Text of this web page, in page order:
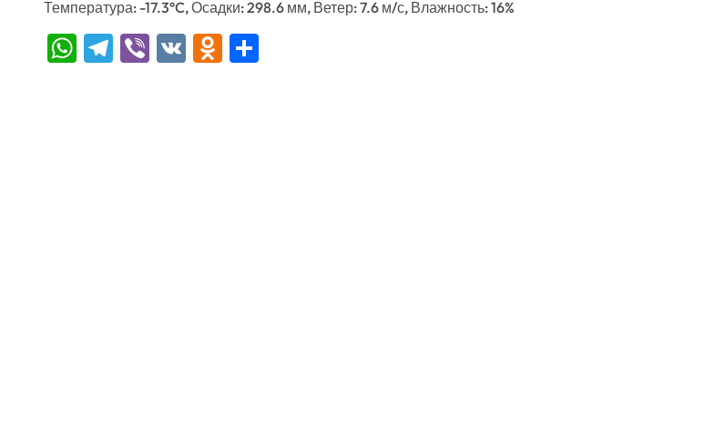
Температура: -17.3°C, Осадки: 298.6 мм, Ветер: 7.6 м/с, Влажность: 16%
WhatsApp
Telegram
Viber
VK Odnoklassniki